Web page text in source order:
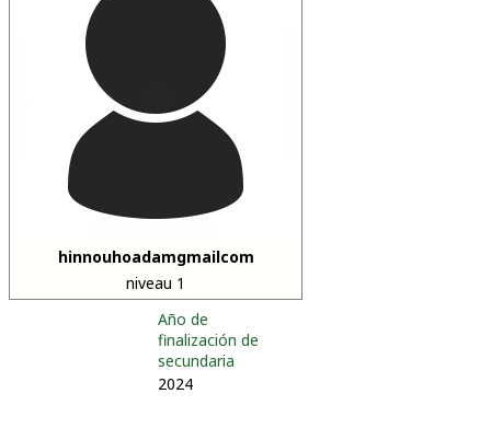
hinnouhoadamgmailcom
niveau 1
Año de
finalización de
secundaria
2024